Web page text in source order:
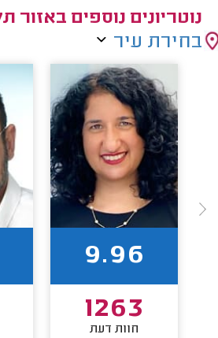
נוטריונים נוספים באזור
בחירת עיר
9.96
1263
חוות דעת